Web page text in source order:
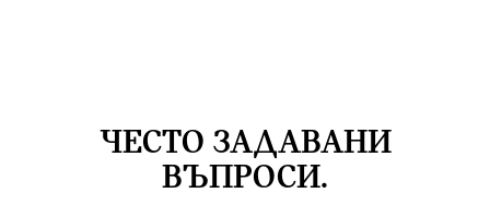
ЧЕСТО ЗАДАВАНИ
ВЪПРОСИ.